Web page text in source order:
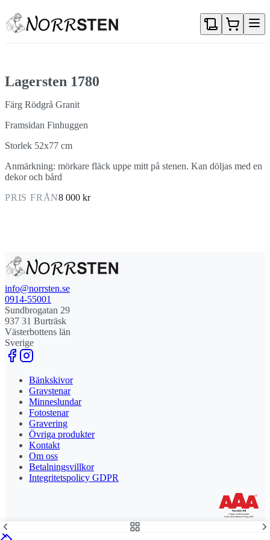
Lagersten 1780
Färg Rödgrå Granit
Framsidan Finhuggen
Storlek 52x77 cm
Anmärkning: mörkare fläck uppe mitt på stenen. Kan döljas med en
dekor och bård
PRIS FRÅN8 000 kr
info@norrsten.se
0914-55001
Sundbrogatan 29
937 31 Burträsk
Västerbottens län
Sverige
Bänkskivor
Gravstenar
Minneslundar
Fotostenar
Gravering
Övriga produkter
Kontakt
Om oss
Betalningsvillkor
Integritetspolicy GDPR
Stolt leverantör och delägare till Steny AB